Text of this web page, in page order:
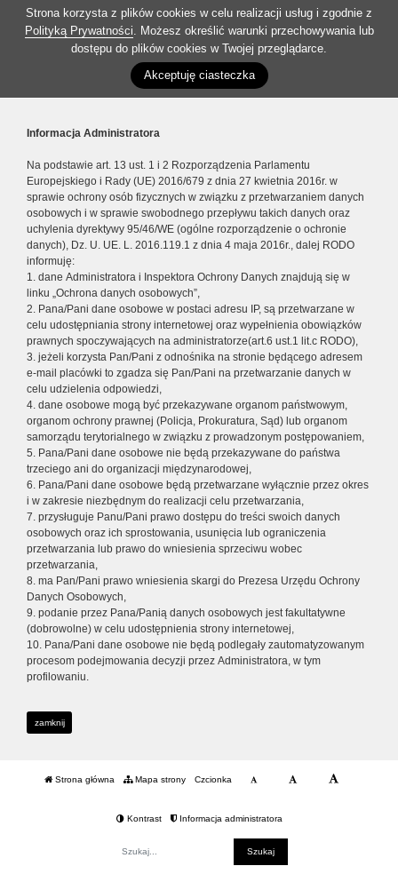
Strona korzysta z plików cookies w celu realizacji usług i zgodnie z
Polityką Prywatności. Możesz określić warunki przechowywania lub
dostępu do plików cookies w Twojej przeglądarce.
Akceptuję ciasteczka
Informacja Administratora
Na podstawie art. 13 ust. 1 i 2 Rozporządzenia Parlamentu
Europejskiego i Rady (UE) 2016/679 z dnia 27 kwietnia 2016r. w
sprawie ochrony osób fizycznych w związku z przetwarzaniem danych
osobowych i w sprawie swobodnego przepływu takich danych oraz
uchylenia dyrektywy 95/46/WE (ogólne rozporządzenie o ochronie
danych), Dz. U. UE. L. 2016.119.1 z dnia 4 maja 2016r., dalej RODO
informuję:
1. dane Administratora i Inspektora Ochrony Danych znajdują się w
linku „Ochrona danych osobowych”,
2. Pana/Pani dane osobowe w postaci adresu IP, są przetwarzane w
celu udostępniania strony internetowej oraz wypełnienia obowiązków
prawnych spoczywających na administratorze(art.6 ust.1 lit.c RODO),
3. jeżeli korzysta Pan/Pani z odnośnika na stronie będącego adresem
e-mail placówki to zgadza się Pan/Pani na przetwarzanie danych w
celu udzielenia odpowiedzi,
4. dane osobowe mogą być przekazywane organom państwowym,
organom ochrony prawnej (Policja, Prokuratura, Sąd) lub organom
samorządu terytorialnego w związku z prowadzonym postępowaniem,
5. Pana/Pani dane osobowe nie będą przekazywane do państwa
trzeciego ani do organizacji międzynarodowej,
6. Pana/Pani dane osobowe będą przetwarzane wyłącznie przez okres
i w zakresie niezbędnym do realizacji celu przetwarzania,
7. przysługuje Panu/Pani prawo dostępu do treści swoich danych
osobowych oraz ich sprostowania, usunięcia lub ograniczenia
przetwarzania lub prawo do wniesienia sprzeciwu wobec
przetwarzania,
8. ma Pan/Pani prawo wniesienia skargi do Prezesa Urzędu Ochrony
Danych Osobowych,
9. podanie przez Pana/Panią danych osobowych jest fakultatywne
(dobrowolne) w celu udostępnienia strony internetowej,
10. Pana/Pani dane osobowe nie będą podlegały zautomatyzowanym
procesom podejmowania decyzji przez Administratora, w tym
profilowaniu.
zamknij
Strona główna Mapa strony Czcionka
Kontrast Informacja administratora